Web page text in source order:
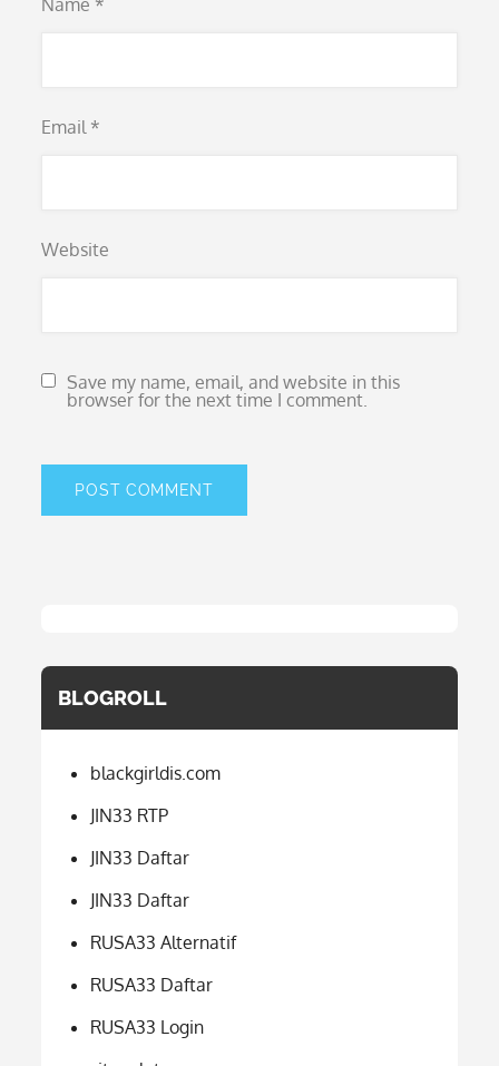
Name *
Email *
Website
Save my name, email, and website in this
browser for the next time I comment.
BLOGROLL
blackgirldis.com
JIN33 RTP
JIN33 Daftar
JIN33 Daftar
RUSA33 Alternatif
RUSA33 Daftar
RUSA33 Login